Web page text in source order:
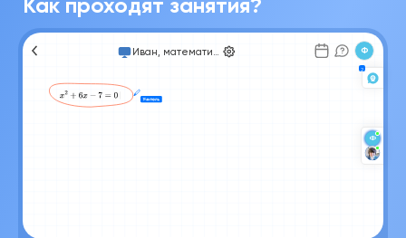
Иван, математика Ф